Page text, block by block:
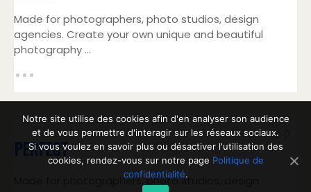
Made for photographers, photo studios, design
agencies. Create your own unique and beautiful
photography ...
PERFECT
Made for photographers, photo studios, design
Notre site utilise des cookies afin d'en analyser son audience
et de vous permettre d'interagir sur les réseaux sociaux.
Si vous voulez en savoir plus ou désactiver l'utilisation des
cookies, rendez-vous sur notre page Politique de
confidentialité.